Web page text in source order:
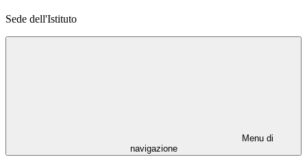
Sede dell'Istituto
Menu di
navigazione